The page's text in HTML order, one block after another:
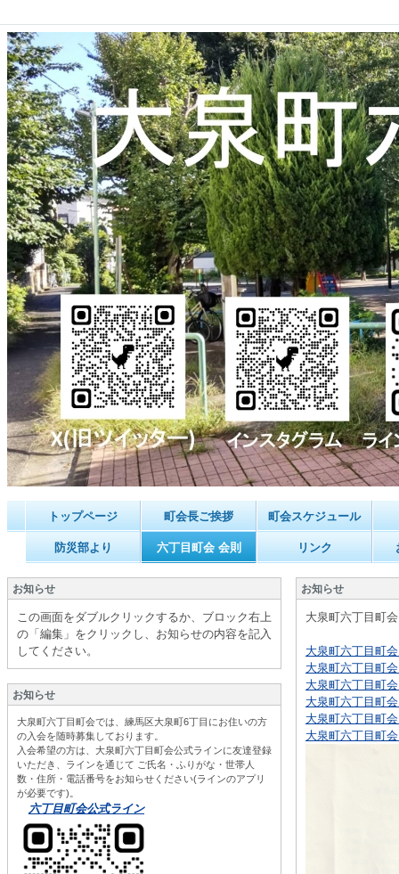
トップページ 町会長ご挨拶 町会スケジュール
防災部より 六丁目町会 会則 リンク
お知らせ
この画面をダブルクリックするか、ブロック右上
の「編集」をクリックし、お知らせの内容を記入
してください。
お知らせ
大泉町六丁目町会では、練馬区大泉町6丁目にお住いの方
の入会を随時募集しております。
入会希望の方は、大泉町六丁目町会公式ラインに友達登録
いただき、ラインを通じて ご氏名・ふりがな・世帯人
数・住所・電話番号をお知らせください(ラインのアプリ
が必要です)。
六丁目町会公式ライン
お知らせ
大泉町六丁目町
大泉町六丁目町
大泉町六丁目町
大泉町六丁目町
大泉町六丁目町
大泉町六丁目町
大泉町六丁目町